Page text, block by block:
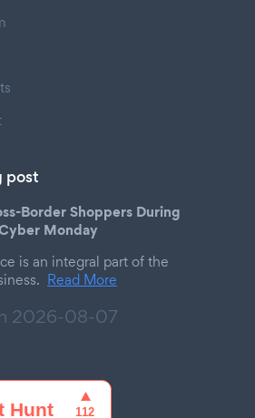
post
Border Shoppers During
Monday
is an integral part of the
Read More
2026-08-07